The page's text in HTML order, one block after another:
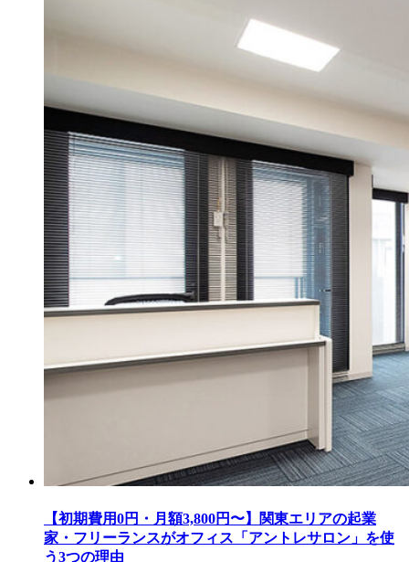
【初期費用0円・月額3,800円〜】関東エリアの起業
家・フリーランスがオフィス「アントレサロン」を使
う3つの理由